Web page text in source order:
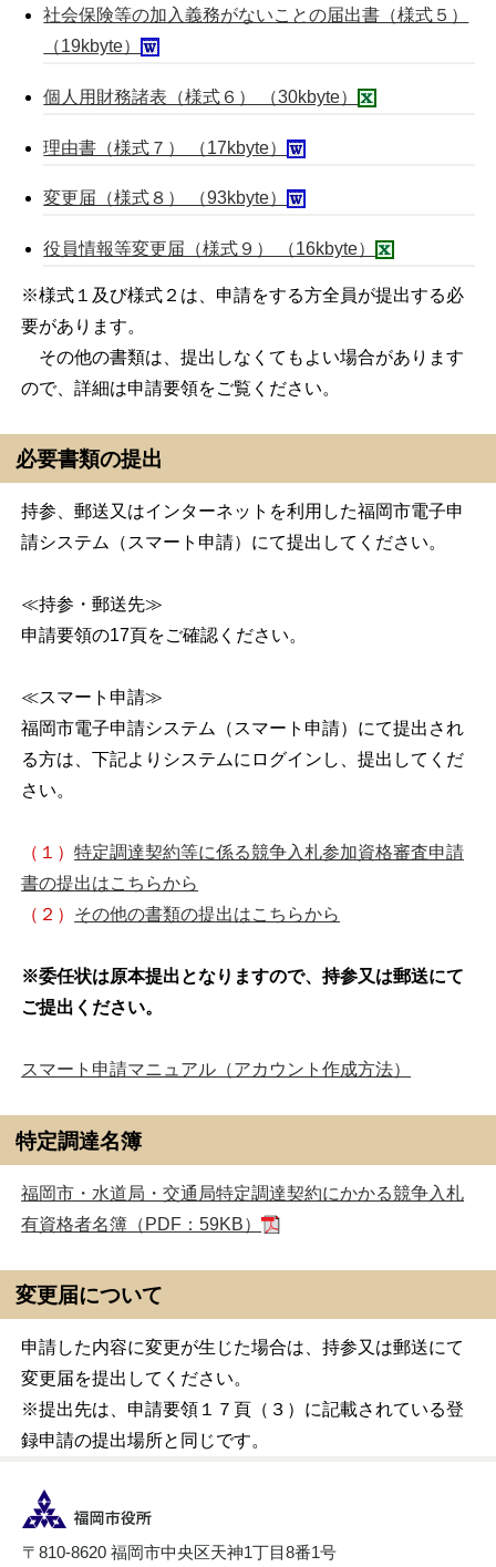
社会保険等の加入義務がないことの届出書（様式５）
（19kbyte）
個人用財務諸表（様式６） （30kbyte）
理由書（様式７） （17kbyte）
変更届（様式８） （93kbyte）
役員情報等変更届（様式９） （16kbyte）
※様式１及び様式２は、申請をする方全員が提出する必
要があります。
その他の書類は、提出しなくてもよい場合があります
ので、詳細は申請要領をご覧ください。
必要書類の提出
持参、郵送又はインターネットを利用した福岡市電子申
請システム（スマート申請）にて提出してください。
≪持参・郵送先≫
申請要領の17頁をご確認ください。
≪スマート申請≫
福岡市電子申請システム（スマート申請）にて提出され
る方は、下記よりシステムにログインし、提出してくだ
さい。
（１）特定調達契約等に係る競争入札参加資格審査申請
書の提出はこちらから
（２） その他の書類の提出はこちらから
※委任状は原本提出となりますので、持参又は郵送にて
ご提出ください。
スマート申請マニュアル（アカウント作成方法）
特定調達名簿
福岡市・水道局・交通局特定調達契約にかかる競争入札
有資格者名簿（PDF：59KB）
変更届について
申請した内容に変更が生じた場合は、持参又は郵送にて
変更届を提出してください。
※提出先は、申請要領１７頁（３）に記載されている登
録申請の提出場所と同じです。
〒810-8620 福岡市中央区天神1丁目8番1号